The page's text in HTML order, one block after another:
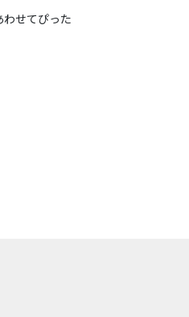
わせてぴった